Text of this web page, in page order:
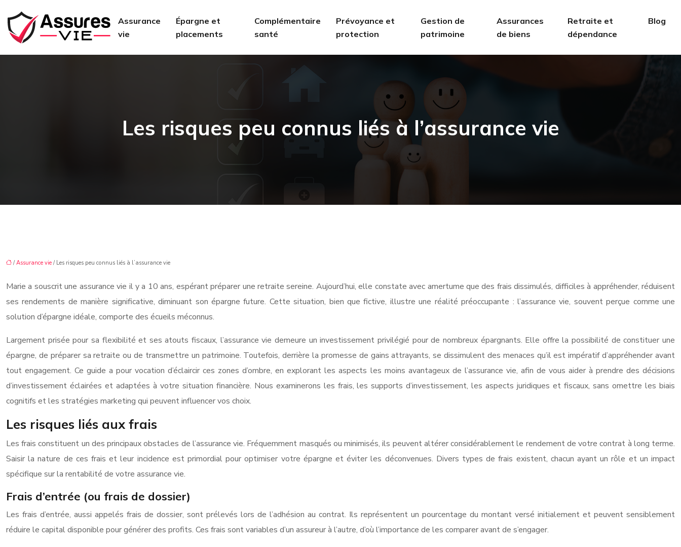
Assurance
vie
Épargne et
placements
Complémentaire
santé
Prévoyance et
protection
Gestion de
patrimoine
Assurances
de biens
Retraite et
dépendance
Blog
Les risques peu connus liés à l’assurance vie
/Assurance vie / Les risques peu connus liés à l’assurance vie
Marie a souscrit une assurance vie il y a 10 ans, espérant préparer une retraite sereine. Aujourd’hui, elle constate avec amertume que des frais dissimulés, difficiles à appréhender, réduisent
ses rendements de manière significative, diminuant son épargne future. Cette situation, bien que fictive, illustre une réalité préoccupante : l’assurance vie, souvent perçue comme une
solution d’épargne idéale, comporte des écueils méconnus.
Largement prisée pour sa flexibilité et ses atouts fiscaux, l’assurance vie demeure un investissement privilégié pour de nombreux épargnants. Elle offre la possibilité de constituer une
épargne, de préparer sa retraite ou de transmettre un patrimoine. Toutefois, derrière la promesse de gains attrayants, se dissimulent des menaces qu’il est impératif d’appréhender avant
tout engagement. Ce guide a pour vocation d’éclaircir ces zones d’ombre, en explorant les aspects les moins avantageux de l’assurance vie, afin de vous aider à prendre des décisions
d’investissement éclairées et adaptées à votre situation financière. Nous examinerons les frais, les supports d’investissement, les aspects juridiques et fiscaux, sans omettre les biais
cognitifs et les stratégies marketing qui peuvent influencer vos choix.
Les risques liés aux frais
Les frais constituent un des principaux obstacles de l’assurance vie. Fréquemment masqués ou minimisés, ils peuvent altérer considérablement le rendement de votre contrat à long terme.
Saisir la nature de ces frais et leur incidence est primordial pour optimiser votre épargne et éviter les déconvenues. Divers types de frais existent, chacun ayant un rôle et un impact
spécifique sur la rentabilité de votre assurance vie.
Frais d’entrée (ou frais de dossier)
Les frais d’entrée, aussi appelés frais de dossier, sont prélevés lors de l’adhésion au contrat. Ils représentent un pourcentage du montant versé initialement et peuvent sensiblement
réduire le capital disponible pour générer des profits. Ces frais sont variables d’un assureur à l’autre, d’où l’importance de les comparer avant de s’engager.